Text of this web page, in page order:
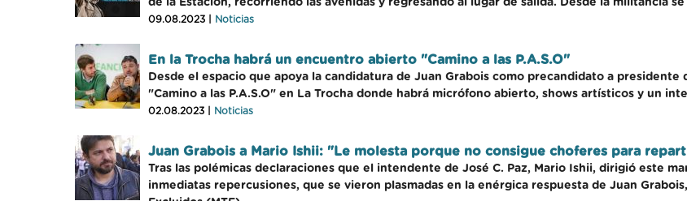
de la Estación, recorriendo las avenidas y regresando al lugar de salida. Desde la militancia
09.08.2023 | Noticias
En la Trocha habrá un encuentro abierto "Camino a las P.A.S.O"
Desde el espacio que apoya la candidatura de Juan Grabois como precandidato a
"Camino a las P.A.S.O" en La Trocha donde habrá micrófono abierto, shows artísticos y un
02.08.2023 | Noticias
Juan Grabois a Mario Ishii: "Le molesta porque no consigue choferes para
Tras las polémicas declaraciones que el intendente de José C. Paz, Mario Ishii, dirigió este
inmediatas repercusiones, que se vieron plasmadas en la enérgica respuesta de Juan